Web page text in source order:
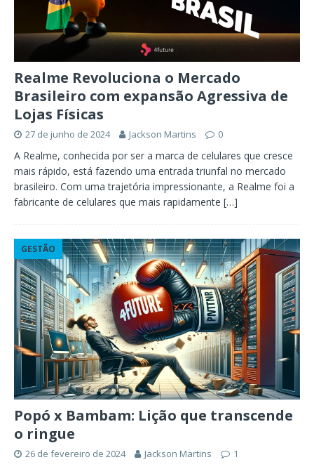
Realme Revoluciona o Mercado
Brasileiro com expansão Agressiva de
Lojas Físicas
27 de junho de 2024 Jackson Martins 0
A Realme, conhecida por ser a marca de celulares que cresce
mais rápido, está fazendo uma entrada triunfal no mercado
brasileiro. Com uma trajetória impressionante, a Realme foi a
fabricante de celulares que mais rapidamente […]
GESTÃO
Popó x Bambam: Lição que transcende
o ringue
26 de fevereiro de 2024 Jackson Martins 1